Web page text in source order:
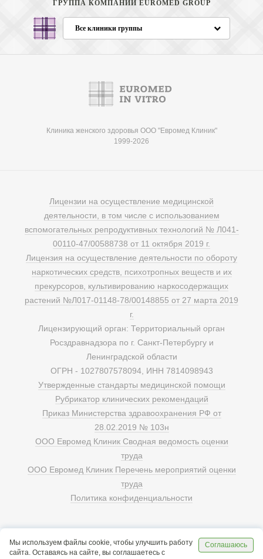
ГРУППА КОМПАНИЙ EUROMED GROUP
Все клиники группы
Клиника женского здоровья ООО "Евромед Клиник"
1999-2026
Лицензии на осуществление медицинской
деятельности, в том числе с использованием
вспомогательных репродуктивных технологий № Л041-
00110-47/00588738 от 11 октября 2019 г.
Лицензия на осуществление деятельности по обороту
наркотических средств, психотропных веществ и их
прекурсоров, культивированию наркосодержащих
растений №Л017-01148-78/00148855 от 27 марта 2019
г.
Лицензирующий орган: Территориальный орган
Росздравнадзора по г. Санкт-Петербургу и
Ленинградской области
ОГРН - 1027807578094, ИНН 7814098943
Утвержденные стандарты медицинской помощи
Рубрикатор клинических рекомендаций
Приказ Министерства здравоохранения РФ от
28.02.2019 № 103н
ООО Евромед Клиник Сводная ведомость оценки
труда
ООО Евромед Клиник Перечень мероприятий оценки
труда
Политика конфиденциальности
Мы используем файлы cookie, чтобы улучшить работу
сайта. Оставаясь на сайте, вы соглашаетесь с
Соглашаюсь